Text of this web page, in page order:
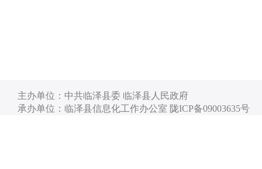
主办单位：中共临泽县委 临泽县人民政府
承办单位：临泽县信息化工作办公室 陇ICP备09003635号